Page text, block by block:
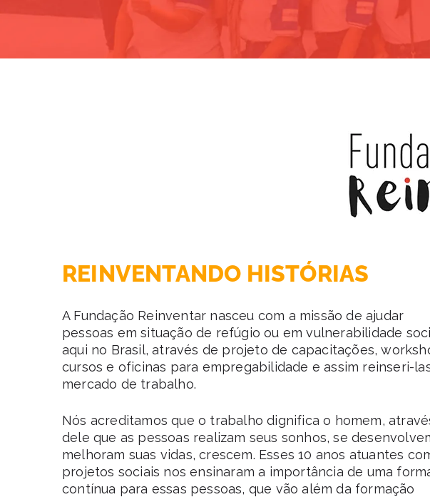
REINVENTANDO HISTÓRIAS
A Fundação Reinventar nasceu com a missão de ajudar
pessoas em situação de refúgio ou em vulnerabilidade
aqui no Brasil, através de projeto de capacitações,
cursos e oficinas para empregabilidade e assim reinseri-
mercado de trabalho.
Nós acreditamos que o trabalho dignifica o homem,
dele que as pessoas realizam seus sonhos, se
melhoram suas vidas, crescem. Esses 10 anos atuantes
projetos sociais nos ensinaram a importância de uma
contínua para essas pessoas, que vão além da formação